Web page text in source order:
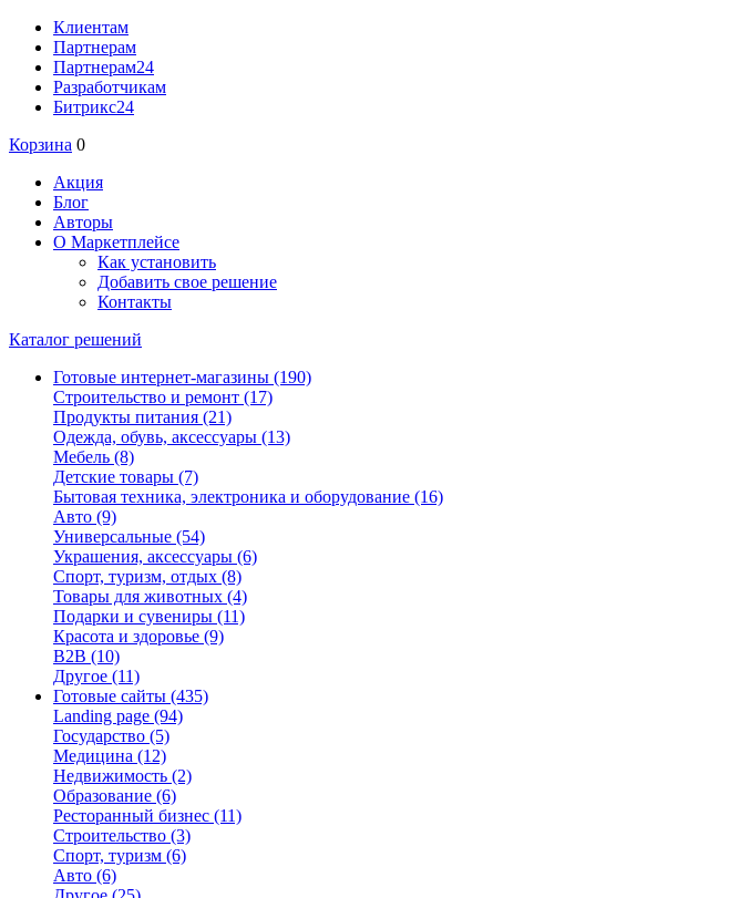
Клиентам
Партнерам
Партнерам24
Разработчикам
Битрикс24
Корзина 0
Акция
Блог
Авторы
О Маркетплейсе
Как установить
Добавить свое решение
Контакты
Каталог решений
Готовые интернет-магазины (190)
Строительство и ремонт (17)
Продукты питания (21)
Одежда, обувь, аксессуары (13)
Мебель (8)
Детские товары (7)
Бытовая техника, электроника и оборудование (16)
Авто (9)
Универсальные (54)
Украшения, аксессуары (6)
Спорт, туризм, отдых (8)
Товары для животных (4)
Подарки и сувениры (11)
Красота и здоровье (9)
B2B (10)
Другое (11)
Готовые сайты (435)
Landing page (94)
Государство (5)
Медицина (12)
Недвижимость (2)
Образование (6)
Ресторанный бизнес (11)
Строительство (3)
Спорт, туризм (6)
Авто (6)